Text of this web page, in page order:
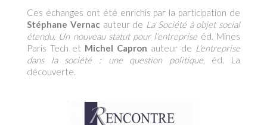
Ces échanges ont été enrichis par la participation de
Stéphane Vernacauteur de La Société à objet social
étendu. Un nouveau statut pour l’entreprise éd. Mines
Paris Tech et Michel Capron auteur de L’entreprise
dans la société : une question politique, éd. La
découverte.